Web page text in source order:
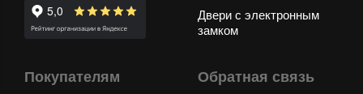
Двери с электронным
замком
Покупателям Обратная связь